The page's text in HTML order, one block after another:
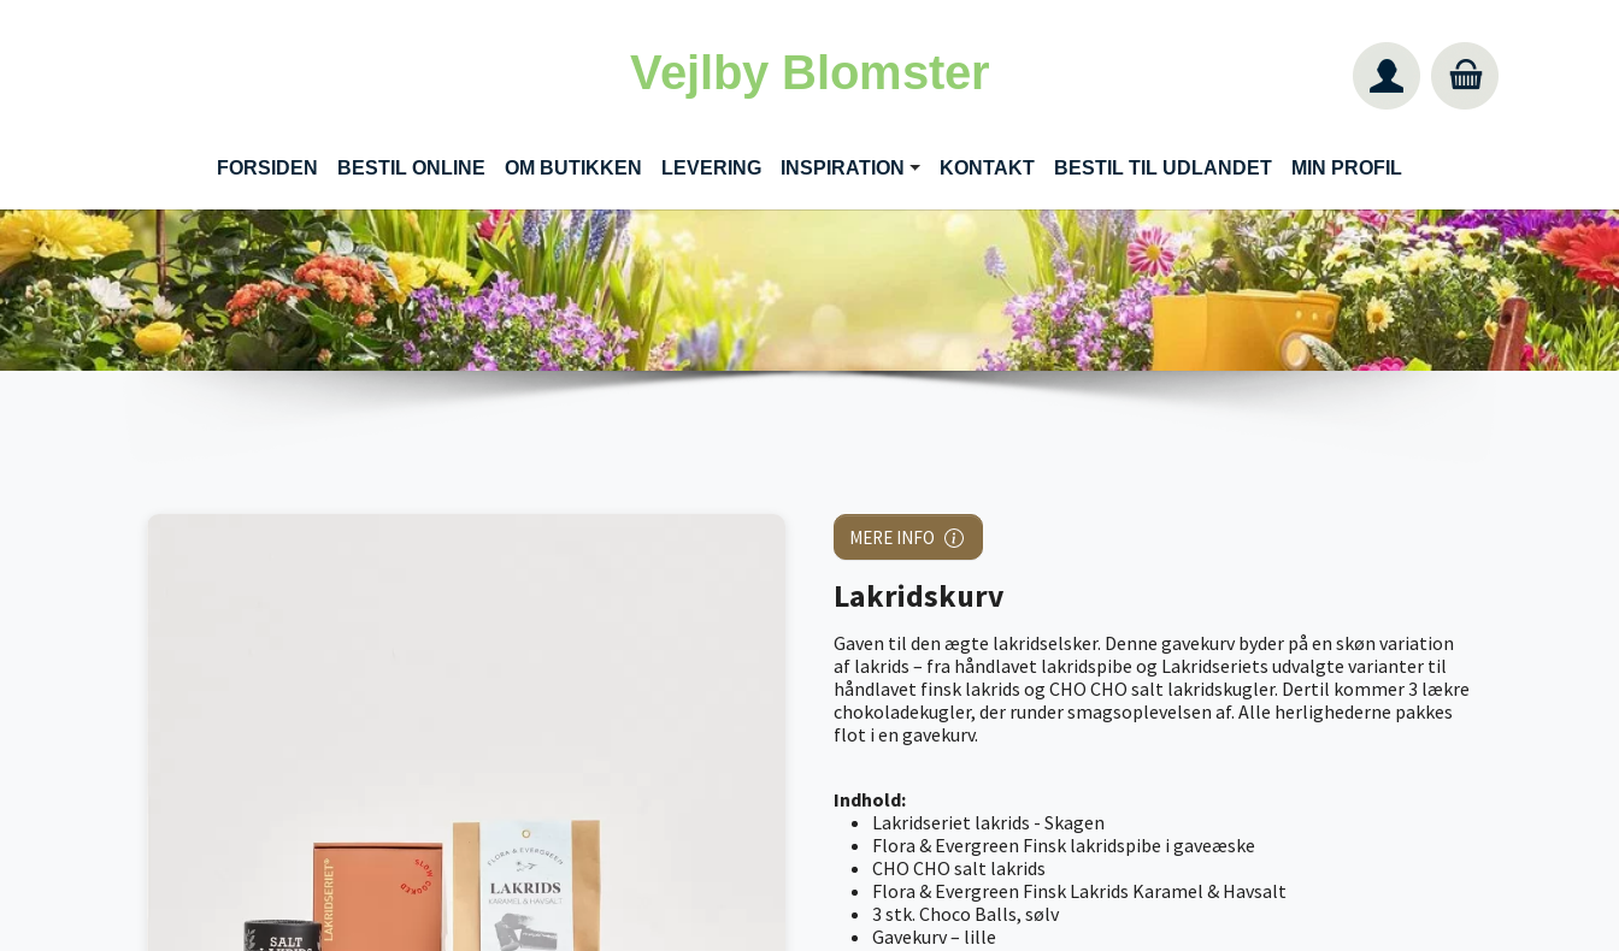
Vejlby Blomster
FORSIDEN BESTIL ONLINE(CURRENT)
OM BUTIKKEN LEVERING INSPIRATION KONTAKT BESTIL TIL UDLANDET MIN PROFIL
MERE INFO
Lakridskurv
Gaven til den ægte lakridselsker. Denne gavekurv byder på en skøn variation
af lakrids – fra håndlavet lakridspibe og Lakridseriets udvalgte varianter til
håndlavet finsk lakrids og CHO CHO salt lakridskugler. Dertil kommer 3 lækre
chokoladekugler, der runder smagsoplevelsen af. Alle herlighederne pakkes
flot i en gavekurv.
Indhold:
Lakridseriet lakrids - Skagen
Flora & Evergreen Finsk lakridspibe i gaveæske
CHO CHO salt lakrids
Flora & Evergreen Finsk Lakrids Karamel & Havsalt
3 stk. Choco Balls, sølv
Gavekurv – lille